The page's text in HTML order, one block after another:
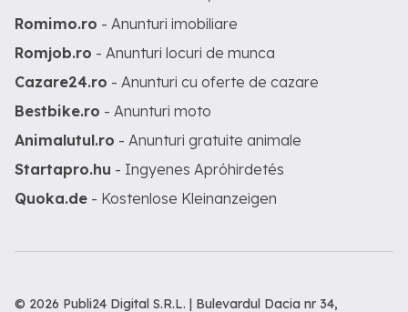
Romimo.ro - Anunturi imobiliare
Romjob.ro - Anunturi locuri de munca
Cazare24.ro - Anunturi cu oferte de cazare
Bestbike.ro - Anunturi moto
Animalutul.ro - Anunturi gratuite animale
Startapro.hu - Ingyenes Apróhirdetés
Quoka.de - Kostenlose Kleinanzeigen
© 2026 Publi24 Digital S.R.L. | Bulevardul Dacia nr 34,